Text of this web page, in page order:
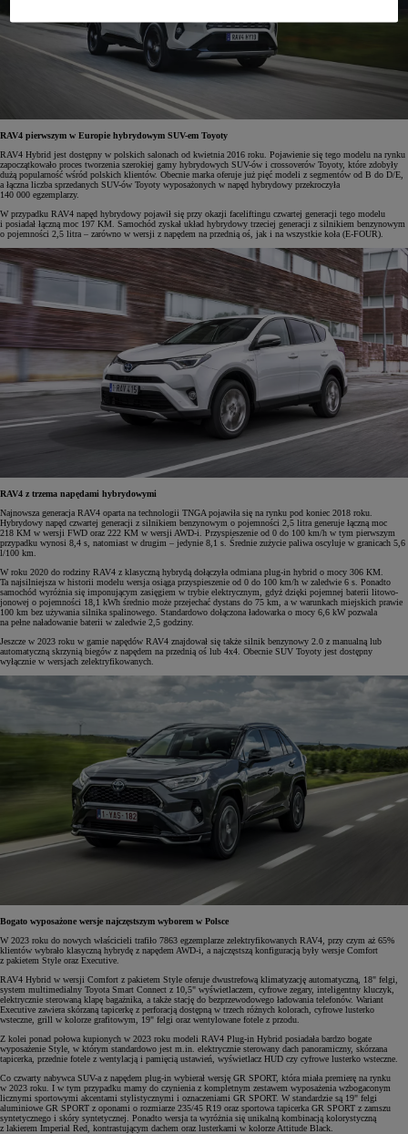
RAV4 pierwszym w Europie hybrydowym SUV-em Toyoty
RAV4 Hybrid jest dostępny w polskich salonach od kwietnia 2016 roku. Pojawienie się tego modelu na rynku
zapoczątkowało proces tworzenia szerokiej gamy hybrydowych SUV-ów i crossoverów Toyoty, które zdobyły
dużą popularność wśród polskich klientów. Obecnie marka oferuje już pięć modeli z segmentów od B do D/E,
a łączna liczba sprzedanych SUV-ów Toyoty wyposażonych w napęd hybrydowy przekroczyła
140 000 egzemplarzy.
W przypadku RAV4 napęd hybrydowy pojawił się przy okazji faceliftingu czwartej generacji tego modelu
i posiadał łączną moc 197 KM. Samochód zyskał układ hybrydowy trzeciej generacji z silnikiem benzynowym
o pojemności 2,5 litra – zarówno w wersji z napędem na przednią oś, jak i na wszystkie koła (E-FOUR).
RAV4 z trzema napędami hybrydowymi
Najnowsza generacja RAV4 oparta na technologii TNGA pojawiła się na rynku pod koniec 2018 roku.
Hybrydowy napęd czwartej generacji z silnikiem benzynowym o pojemności 2,5 litra generuje łączną moc
218 KM w wersji FWD oraz 222 KM w wersji AWD-i. Przyspieszenie od 0 do 100 km/h w tym pierwszym
przypadku wynosi 8,4 s, natomiast w drugim – jedynie 8,1 s. Średnie zużycie paliwa oscyluje w granicach 5,6
l/100 km.
W roku 2020 do rodziny RAV4 z klasyczną hybrydą dołączyła odmiana plug-in hybrid o mocy 306 KM.
Ta najsilniejsza w historii modelu wersja osiąga przyspieszenie od 0 do 100 km/h w zaledwie 6 s. Ponadto
samochód wyróżnia się imponującym zasięgiem w trybie elektrycznym, gdyż dzięki pojemnej baterii litowo-
jonowej o pojemności 18,1 kWh średnio może przejechać dystans do 75 km, a w warunkach miejskich prawie
100 km bez używania silnika spalinowego. Standardowo dołączona ładowarka o mocy 6,6 kW pozwala
na pełne naładowanie baterii w zaledwie 2,5 godziny.
Jeszcze w 2023 roku w gamie napędów RAV4 znajdował się także silnik benzynowy 2.0 z manualną lub
automatyczną skrzynią biegów z napędem na przednią oś lub 4x4. Obecnie SUV Toyoty jest dostępny
wyłącznie w wersjach zelektryfikowanych.
Bogato wyposażone wersje najczęstszym wyborem w Polsce
W 2023 roku do nowych właścicieli trafiło 7863 egzemplarze zelektryfikowanych RAV4, przy czym aż 65%
klientów wybrało klasyczną hybrydę z napędem AWD-i, a najczęstszą konfiguracją były wersje Comfort
z pakietem Style oraz Executive.
RAV4 Hybrid w wersji Comfort z pakietem Style oferuje dwustrefową klimatyzację automatyczną, 18" felgi,
system multimedialny Toyota Smart Connect z 10,5" wyświetlaczem, cyfrowe zegary, inteligentny kluczyk,
elektrycznie sterowaną klapę bagażnika, a także stację do bezprzewodowego ładowania telefonów. Wariant
Executive zawiera skórzaną tapicerkę z perforacją dostępną w trzech różnych kolorach, cyfrowe lusterko
wsteczne, grill w kolorze grafitowym, 19" felgi oraz wentylowane fotele z przodu.
Z kolei ponad połowa kupionych w 2023 roku modeli RAV4 Plug-in Hybrid posiadała bardzo bogate
wyposażenie Style, w którym standardowo jest m.in. elektrycznie sterowany dach panoramiczny, skórzana
tapicerka, przednie fotele z wentylacją i pamięcią ustawień, wyświetlacz HUD czy cyfrowe lusterko wsteczne.
Co czwarty nabywca SUV-a z napędem plug-in wybierał wersję GR SPORT, która miała premierę na rynku
w 2023 roku. I w tym przypadku mamy do czynienia z kompletnym zestawem wyposażenia wzbogaconym
licznymi sportowymi akcentami stylistycznymi i oznaczeniami GR SPORT. W standardzie są 19" felgi
aluminiowe GR SPORT z oponami o rozmiarze 235/45 R19 oraz sportowa tapicerka GR SPORT z zamszu
syntetycznego i skóry syntetycznej. Ponadto wersja ta wyróżnia się unikalną kombinacją kolorystyczną
z lakierem Imperial Red, kontrastującym dachem oraz lusterkami w kolorze Attitude Black.